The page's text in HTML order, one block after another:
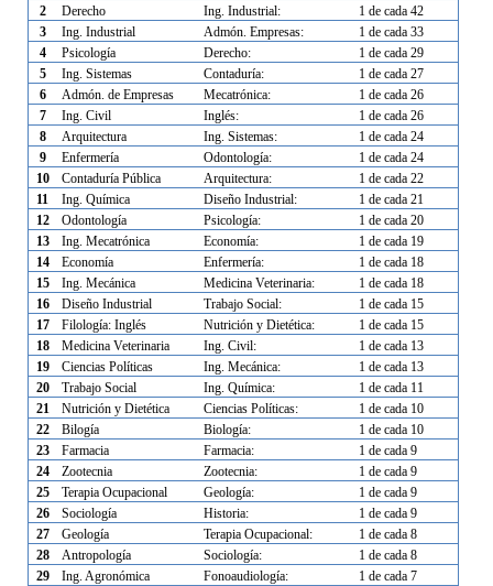
2
Derecho Ing. Industrial:
1 de cada 42
3
Ing. Industrial Admón. Empresas:
1 de cada 33
4
Psicología Derecho:
1 de cada 29
5
Ing. Sistemas Contaduría:
1 de cada 27
6
Admón. de Empresas Mecatrónica:
1 de cada 26
7
Ing. Civil Inglés:
1 de cada 26
8
Arquitectura Ing. Sistemas:
1 de cada 24
9
Enfermería Odontología:
1 de cada 24
10
Contaduría Pública Arquitectura:
1 de cada 22
11
Ing. Química Diseño Industrial:
1 de cada 21
12
Odontología Psicología:
1 de cada 20
13
Ing. Mecatrónica Economía:
1 de cada 19
14
Economía Enfermería:
1 de cada 18
15
Ing. Mecánica Medicina Veterinaria:
1 de cada 18
16
Diseño Industrial Trabajo Social:
1 de cada 15
17
Filología: Inglés Nutrición y Dietética:
1 de cada 15
18
Medicina Veterinaria Ing. Civil:
1 de cada 13
19
Ciencias Políticas Ing. Mecánica:
1 de cada 13
20
Trabajo Social Ing. Química:
1 de cada 11
21
Nutrición y Dietética Ciencias Políticas:
1 de cada 10
22
Bilogía Biología:
1 de cada 10
23
Farmacia Farmacia:
1 de cada 9
24
Zootecnia Zootecnia:
1 de cada 9
25
Terapia Ocupacional Geología:
1 de cada 9
26
Sociología Historia:
1 de cada 9
27
Geología Terapia Ocupacional:
1 de cada 8
28
Antropología Sociología:
1 de cada 8
29
Ing. Agronómica Fonoaudiología:
1 de cada 7